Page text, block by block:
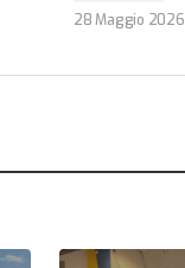
28 Maggio 2026